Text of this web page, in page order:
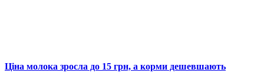
Ціна молока зросла до 15 грн, а корми дешевшають